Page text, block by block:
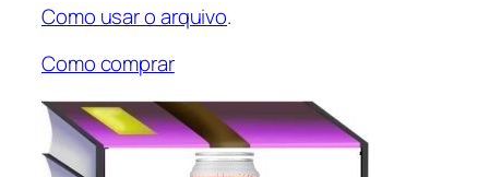
9
8
q
u
a
Como usar o arquivo.
Como comprar